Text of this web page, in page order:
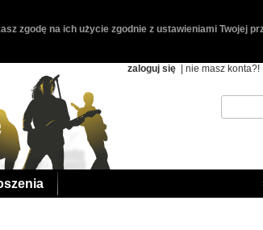
zgodę na ich użycie zgodnie z ustawieniami Twojej
zaloguj się | nie masz konta?!